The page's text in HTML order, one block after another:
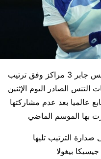
تراجعت النجمة التونسية أنس جابر 3 مراكز وفق ترتيب
التنس الصادر اليوم الإثنين
عالميا بعد عدم مشاركتها
بها الموسم الماضي
الترتيب تليها
جيسيكا بيغولا